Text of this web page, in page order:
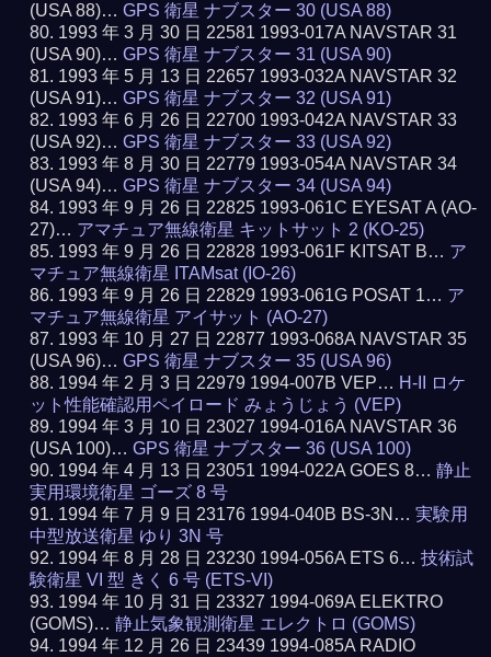
(USA 88)…GPS 衛星 ナブスター 30 (USA 88)
1993 年 3 月 30 日 22581 1993-017A NAVSTAR 31
(USA 90)…GPS 衛星 ナブスター 31 (USA 90)
1993 年 5 月 13 日 22657 1993-032A NAVSTAR 32
(USA 91)…GPS 衛星 ナブスター 32 (USA 91)
1993 年 6 月 26 日 22700 1993-042A NAVSTAR 33
(USA 92)…GPS 衛星 ナブスター 33 (USA 92)
1993 年 8 月 30 日 22779 1993-054A NAVSTAR 34
(USA 94)…GPS 衛星 ナブスター 34 (USA 94)
1993 年 9 月 26 日 22825 1993-061C EYESAT A (AO-
27)… アマチュア無線衛星 キットサット 2 (KO-25)
1993 年 9 月 26 日 22828 1993-061F KITSAT B… ア
マチュア無線衛星 ITAMsat (IO-26)
1993 年 9 月 26 日 22829 1993-061G POSAT 1… ア
マチュア無線衛星 アイサット (AO-27)
1993 年 10 月 27 日 22877 1993-068A NAVSTAR 35
(USA 96)…GPS 衛星 ナブスター 35 (USA 96)
1994 年 2 月 3 日 22979 1994-007B VEP… H-II ロケ
ット性能確認用ペイロード みょうじょう (VEP)
1994 年 3 月 10 日 23027 1994-016A NAVSTAR 36
(USA 100)…GPS 衛星 ナブスター 36 (USA 100)
1994 年 4 月 13 日 23051 1994-022A GOES 8…静止
実用環境衛星 ゴーズ 8 号
1994 年 7 月 9 日 23176 1994-040B BS-3N…実験用
中型放送衛星 ゆり 3N 号
1994 年 8 月 28 日 23230 1994-056A ETS 6…技術試
験衛星 VI 型 きく 6 号 (ETS-VI)
1994 年 10 月 31 日 23327 1994-069A ELEKTRO
(GOMS)…静止気象観測衛星 エレクトロ (GOMS)
1994 年 12 月 26 日 23439 1994-085A RADIO